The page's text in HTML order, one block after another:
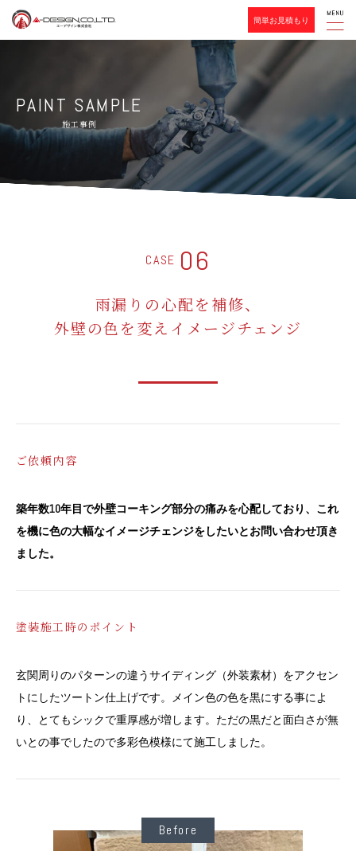
PAINT SAMPLE
施工事例
CASE 06
雨漏りの心配を補修、
外壁の色を変えイメージチェンジ
ご依頼内容
築年数10年目で外壁コーキング部分の痛みを心配しており、これ
を機に色の大幅なイメージチェンジをしたいとお問い合わせ頂き
ました。
塗装施工時のポイント
玄関周りのパターンの違うサイディング（外装素材）をアクセン
トにしたツートン仕上げです。メイン色の色を黒にする事によ
り、とてもシックで重厚感が増します。ただの黒だと面白さが無
いとの事でしたので多彩色模様にて施工しました。
簡単お見積もり